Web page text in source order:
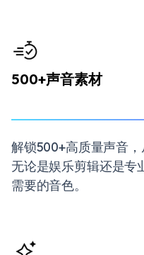
500+声音素材
解锁500+高质量声音，
无论是娱乐剪辑还是专
需要的音色。